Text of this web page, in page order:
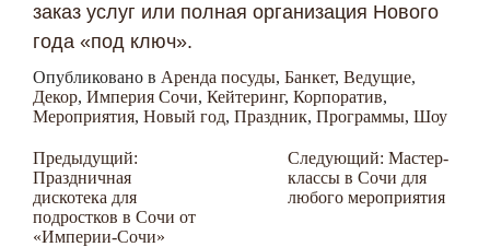
заказ услуг или полная организация Нового
года «под ключ».
Опубликовано в Аренда посуды, Банкет, Ведущие,
Декор, Империя Сочи, Кейтеринг, Корпоратив,
Мероприятия, Новый год, Праздник, Программы, Шоу
Навигация
по
записям
Предыдущий:
Праздничная
дискотека для
подростков в Сочи от
«Империи-Сочи»
Следующий: Мастер-
классы в Сочи для
любого мероприятия